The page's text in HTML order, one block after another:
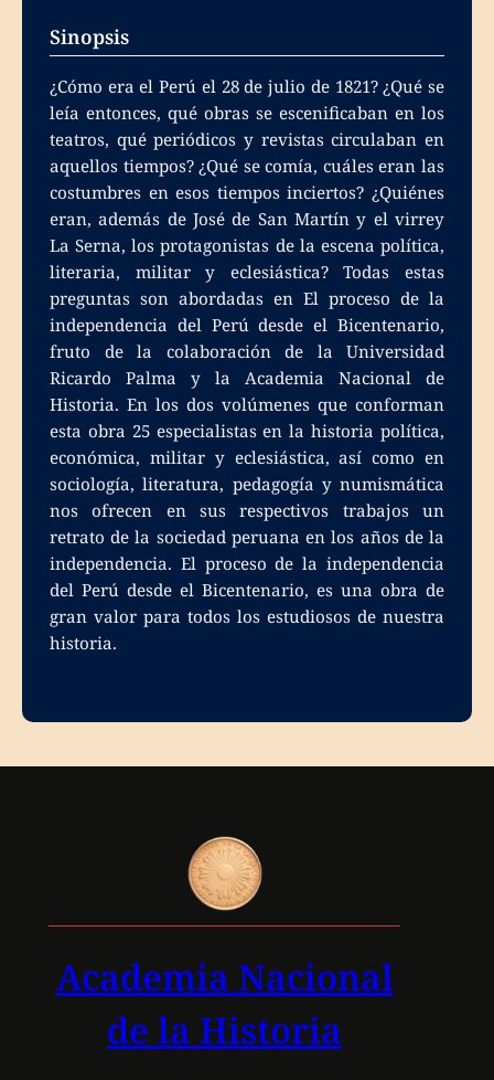
Sinopsis
¿Cómo era el Perú el 28 de julio de 1821? ¿Qué se
leía entonces, qué obras se escenificaban en los
teatros, qué periódicos y revistas circulaban en
aquellos tiempos? ¿Qué se comía, cuáles eran las
costumbres en esos tiempos inciertos? ¿Quiénes
eran, además de José de San Martín y el virrey
La Serna, los protagonistas de la escena política,
literaria, militar y eclesiástica? Todas estas
preguntas son abordadas en El proceso de la
independencia del Perú desde el Bicentenario,
fruto de la colaboración de la Universidad
Ricardo Palma y la Academia Nacional de
Historia. En los dos volúmenes que conforman
esta obra 25 especialistas en la historia política,
económica, militar y eclesiástica, así como en
sociología, literatura, pedagogía y numismática
nos ofrecen en sus respectivos trabajos un
retrato de la sociedad peruana en los años de la
independencia. El proceso de la independencia
del Perú desde el Bicentenario, es una obra de
gran valor para todos los estudiosos de nuestra
historia.
Academia Nacional
de la Historia